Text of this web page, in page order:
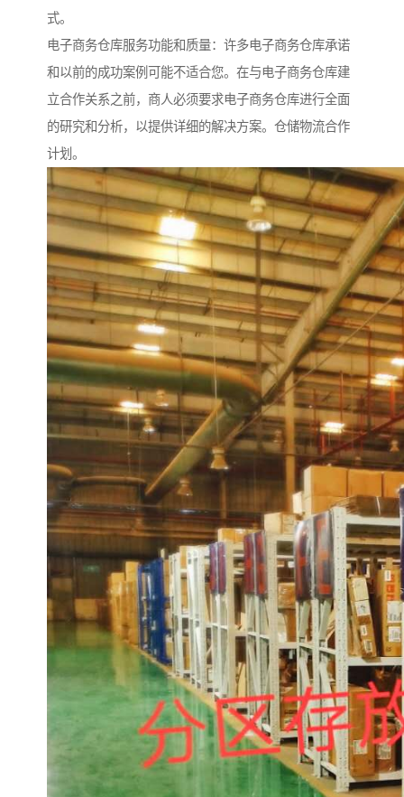
式。
电子商务仓库服务功能和质量：许多电子商务仓库承诺
和以前的成功案例可能不适合您。在与电子商务仓库建
立合作关系之前，商人必须要求电子商务仓库进行全面
的研究和分析，以提供详细的解决方案。仓储物流合作
计划。